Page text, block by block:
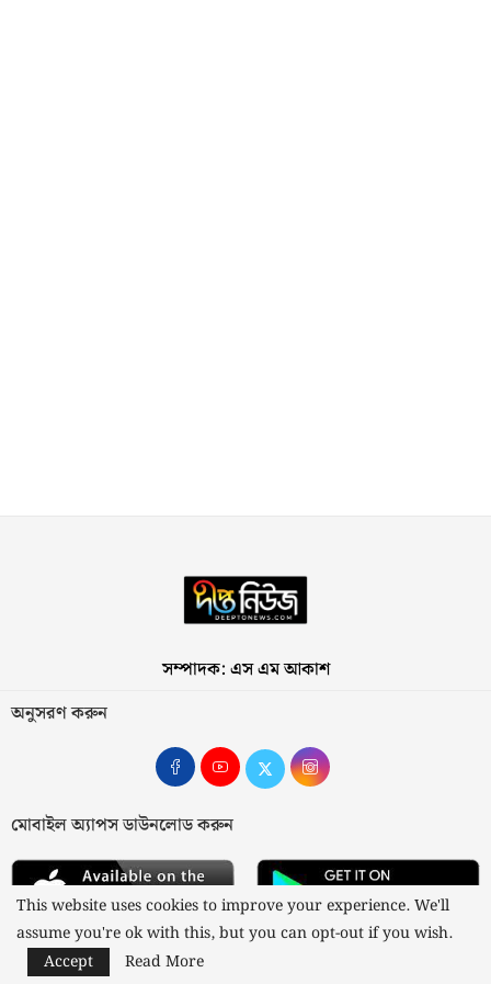
সম্পাদক: এস এম আকাশ
অনুসরণ করুন
মোবাইল অ্যাপস ডাউনলোড করুন
This website uses cookies to improve your experience. We'll
assume you're ok with this, but you can opt-out if you wish.
Accept
Read More